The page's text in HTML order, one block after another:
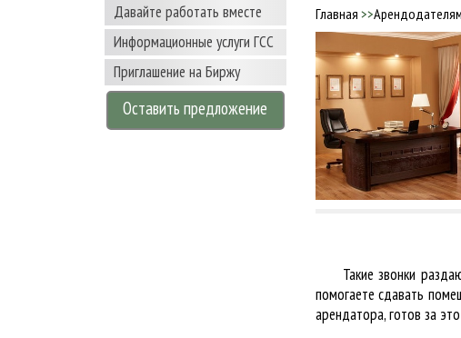
Давайте работать вместе
Информационные услуги ГСС
Приглашение на Биржу
Оставить предложение
Главная >>Арендодателям
Такие звонки
помогаете сдавать
арендатора, готов за